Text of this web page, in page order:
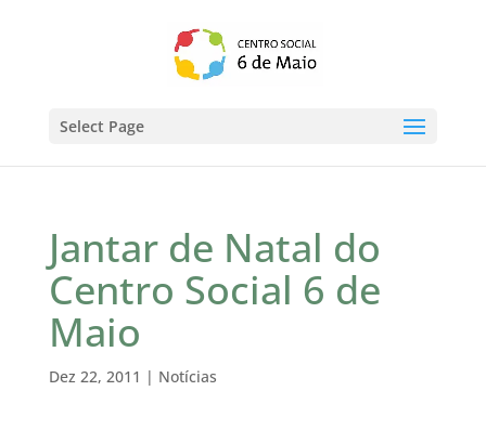
Select Page
Jantar de Natal do
Centro Social 6 de
Maio
Dez 22, 2011 | Notícias